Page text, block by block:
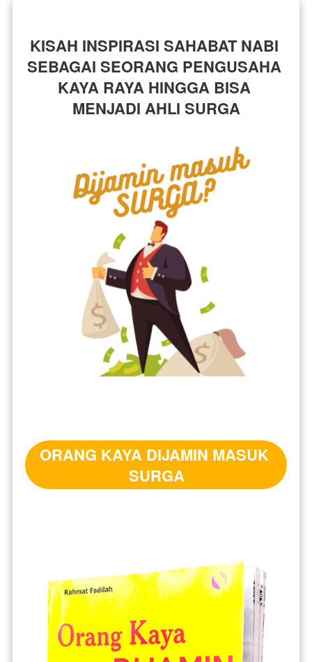
KISAH INSPIRASI SAHABAT NABI
SEBAGAI SEORANG PENGUSAHA
KAYA RAYA HINGGA BISA
MENJADI AHLI SURGA
ORANG KAYA DIJAMIN MASUK
SURGA